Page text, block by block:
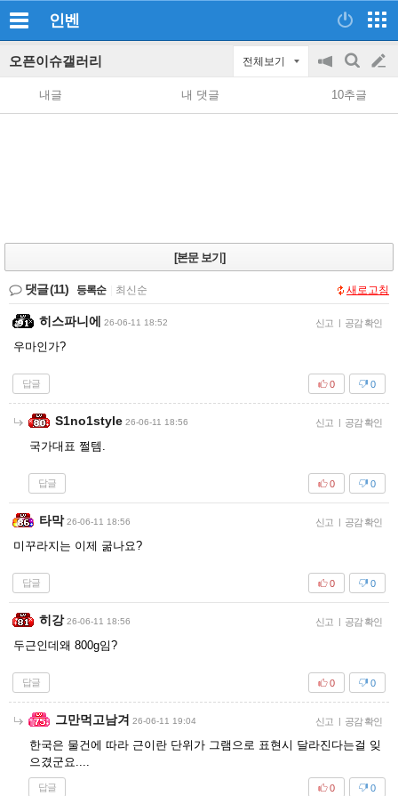
인벤
오픈이슈갤러리 전체보기
공
지
on/off
검
색
글
쓰
내글 내 댓글 10추글
[본문 보기]
댓글(11) 등록순 최신순 새로고침
히스파니에 26-06-11 18:52 신고 | 공감 확인
우마인가?
답글 0
0
S1no1style 26-06-11 18:56 신고 | 공감 확인
국가대표 쩔템.
답글 0
0
타막 26-06-11 18:56 신고 | 공감 확인
미꾸라지는 이제 굶나요?
답글 0
0
히강 26-06-11 18:56 신고 | 공감 확인
두근인데왜 800g임?
답글 0
0
그만먹고남겨 26-06-11 19:04 신고 | 공감 확인
한국은 물건에 따라 근이란 단위가 그램으로 표현시 달라진다는걸 잊
으겼군요....
답글 0
0